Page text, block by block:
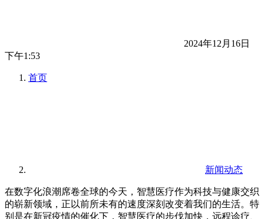
2024年12月16日
下午1:53
首页
新闻动态
在数字化浪潮席卷全球的今天，智慧医疗作为科技与健康交织
的崭新领域，正以前所未有的速度深刻改变着我们的生活。特
别是在新冠疫情的催化下，智慧医疗的步伐加快，远程诊疗、